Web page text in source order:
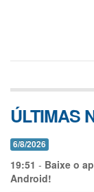
ÚLTIMAS
6/8/2026
19:51 - Baixe o
Android!